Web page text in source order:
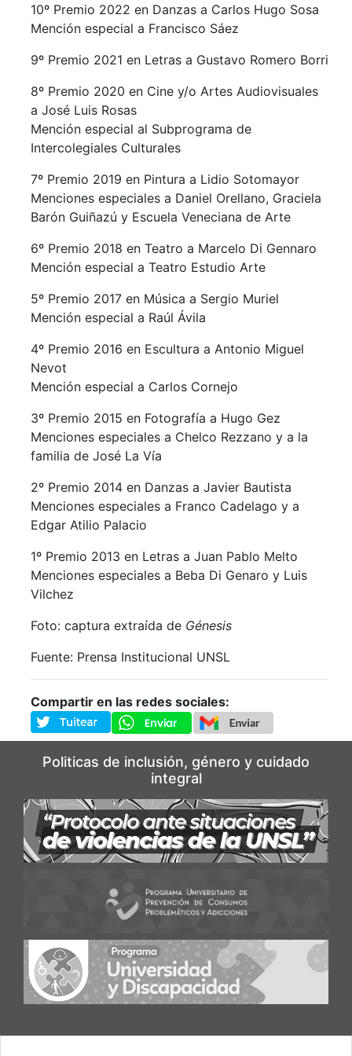
10º Premio 2022 en Danzas a Carlos Hugo Sosa
Mención especial a Francisco Sáez
9º Premio 2021 en Letras a Gustavo Romero Borri
8º Premio 2020 en Cine y/o Artes Audiovisuales
a José Luis Rosas
Mención especial al Subprograma de
Intercolegiales Culturales
7º Premio 2019 en Pintura a Lidio Sotomayor
Menciones especiales a Daniel Orellano, Graciela
Barón Guiñazú y Escuela Veneciana de Arte
6º Premio 2018 en Teatro a Marcelo Di Gennaro
Mención especial a Teatro Estudio Arte
5º Premio 2017 en Música a Sergio Muriel
Mención especial a Raúl Ávila
4º Premio 2016 en Escultura a Antonio Miguel
Nevot
Mención especial a Carlos Cornejo
3º Premio 2015 en Fotografía a Hugo Gez
Menciones especiales a Chelco Rezzano y a la
familia de José La Vía
2º Premio 2014 en Danzas a Javier Bautista
Menciones especiales a Franco Cadelago y a
Edgar Atilio Palacio
1º Premio 2013 en Letras a Juan Pablo Melto
Menciones especiales a Beba Di Genaro y Luis
Vilchez
Foto: captura extraída de Génesis
Fuente: Prensa Institucional UNSL
Compartir en las redes sociales:
Politicas de inclusión, género y cuidado
integral